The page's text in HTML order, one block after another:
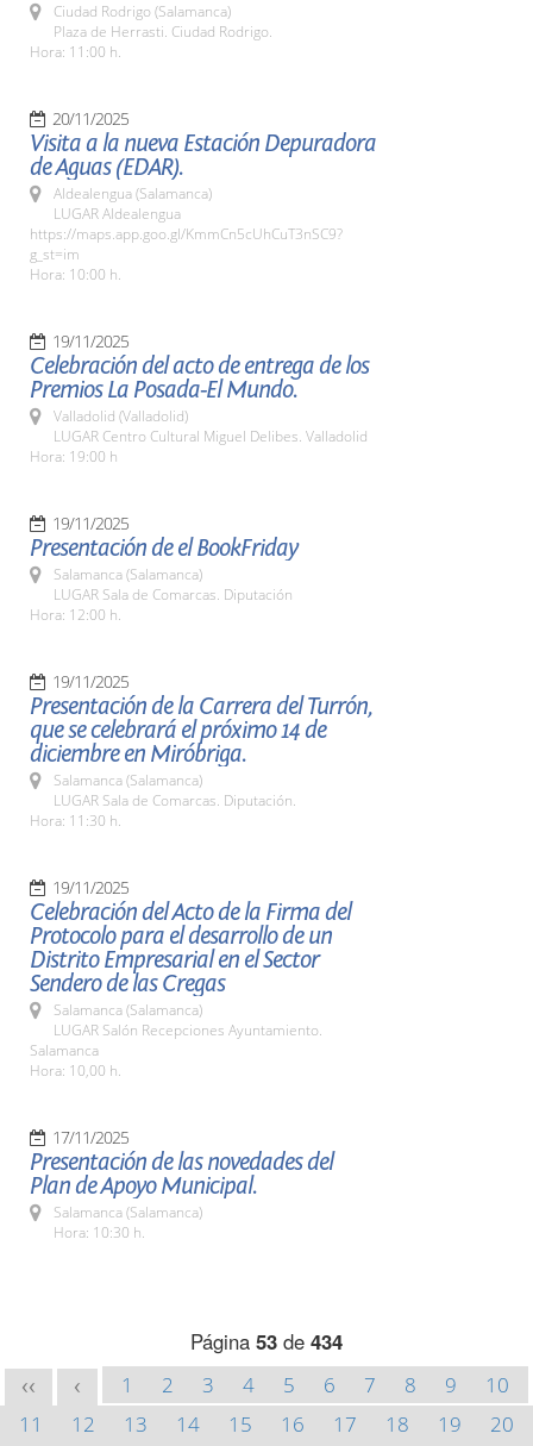
Ciudad Rodrigo (Salamanca)
Plaza de Herrasti. Ciudad Rodrigo.
Hora: 11:00 h.
20/11/2025
Visita a la nueva Estación Depuradora
de Aguas (EDAR).
Aldealengua (Salamanca)
LUGAR Aldealengua
https://maps.app.goo.gl/KmmCn5cUhCuT3nSC9?
g_st=im
Hora: 10:00 h.
19/11/2025
Celebración del acto de entrega de los
Premios La Posada-El Mundo.
Valladolid (Valladolid)
LUGAR Centro Cultural Miguel Delibes. Valladolid
Hora: 19:00 h
19/11/2025
Presentación de el BookFriday
Salamanca (Salamanca)
LUGAR Sala de Comarcas. Diputación
Hora: 12:00 h.
19/11/2025
Presentación de la Carrera del Turrón,
que se celebrará el próximo 14 de
diciembre en Miróbriga.
Salamanca (Salamanca)
LUGAR Sala de Comarcas. Diputación.
Hora: 11:30 h.
19/11/2025
Celebración del Acto de la Firma del
Protocolo para el desarrollo de un
Distrito Empresarial en el Sector
Sendero de las Cregas
Salamanca (Salamanca)
LUGAR Salón Recepciones Ayuntamiento.
Salamanca
Hora: 10,00 h.
17/11/2025
Presentación de las novedades del
Plan de Apoyo Municipal.
Salamanca (Salamanca)
Hora: 10:30 h.
Página 53 de 434
<< < 1 2 3 4 5 6 7 8 9
10
11
12 13 14 15 16 17 18 19
20